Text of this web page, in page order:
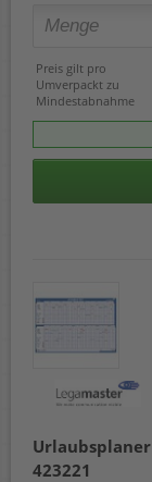
Preis gilt pro
Umverpackt zu
Mindestabnahme
423221